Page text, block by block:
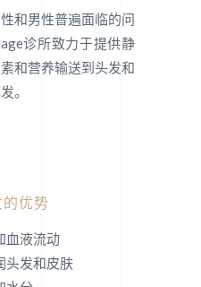
和男性普遍面临的问
诊所致力于提供静
和营养输送到头发和
。
优势
血液流动
头发和皮肤